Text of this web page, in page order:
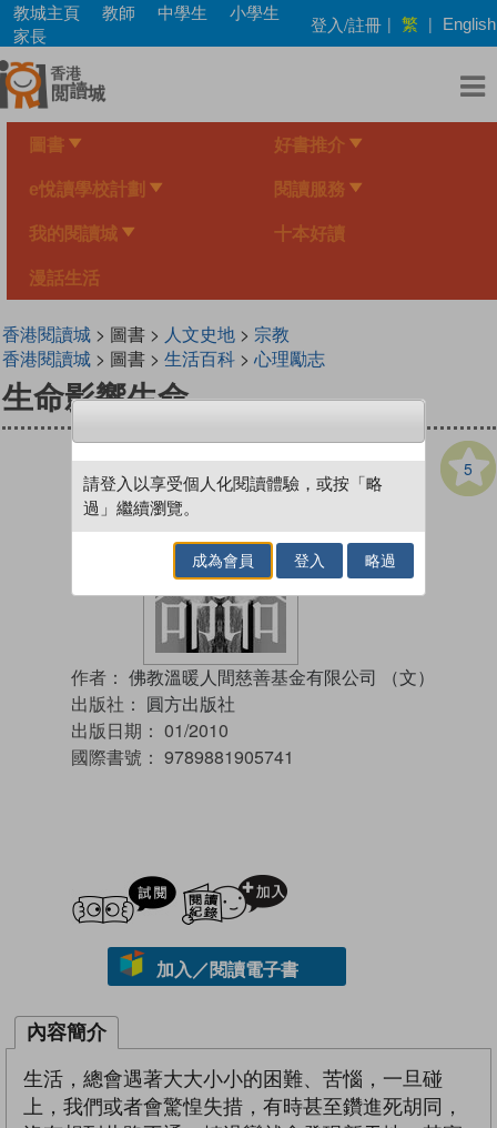
Skip
main
content
教城主頁 教師 中學生
小學生
家長
登入/註冊 | 繁 | English
圖書 好書推介
e悅讀學校計劃 閱讀服務
我的閱讀城 十本好讀
漫話生活
香港閱讀城> 圖書 > 人文史地> 宗教
香港閱讀城> 圖書 > 生活百科> 心理勵志
生命影響生命
5
作者： 佛教溫暖人間慈善基金有限公司 （文）
出版社： 圓方出版社
出版日期： 01/2010
國際書號： 9789881905741
試閲
加入／閱讀電子書
內容簡介
生活，總會遇著大大小小的困難、苦惱，一旦碰
上，我們或者會驚惶失措，有時甚至鑽進死胡同，
請登入以享受個人化閱讀體驗，或按「略
過」繼續瀏覽。
成為會員 登入 略過